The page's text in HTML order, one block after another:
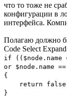
что то тоже не
конфигурации в
интерфейса.
Полагаю должно
Code Select Expand
if (($node.name
or $node.name
{
return false; //
}